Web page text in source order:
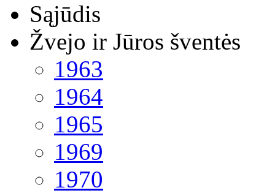
Sąjūdis
Žvejo ir Jūros šventės
1963
1964
1965
1969
1970